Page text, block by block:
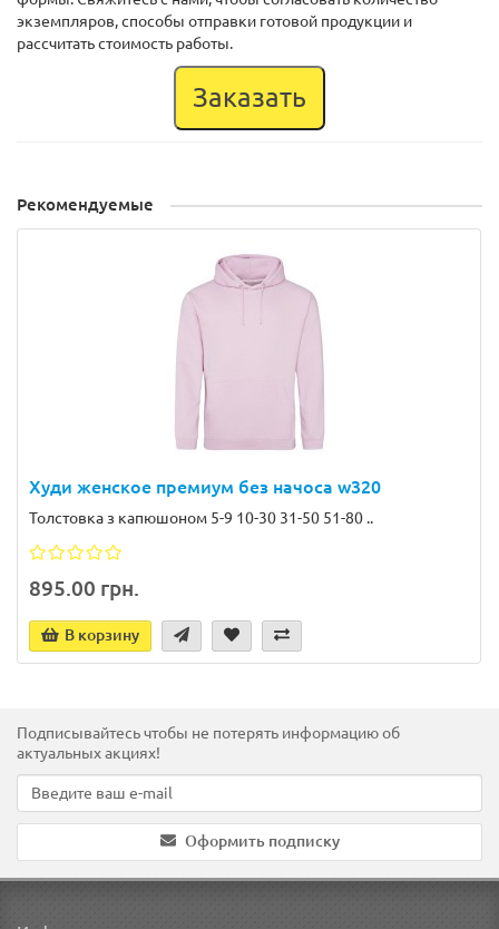
экземпляров, способы отправки готовой продукции и
рассчитать стоимость работы.
Заказать
Рекомендуемые
Худи женское премиум без начоса w320
Толстовка з капюшоном 5-9 10-30 31-50 51-80 ..
895.00 грн.
В корзину
Подписывайтесь чтобы не потерять информацию об
актуальных акциях!
Оформить подписку